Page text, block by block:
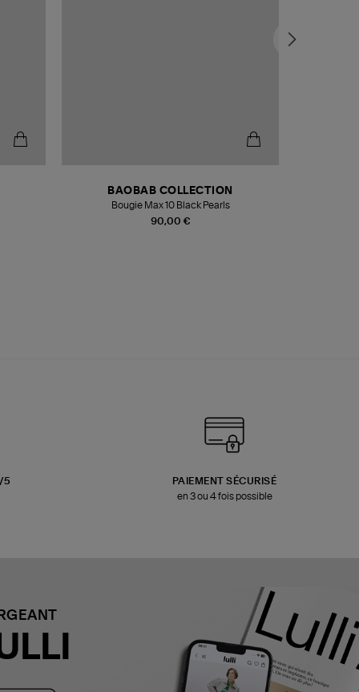
90,00 €
BAOBAB COLLECTION
Bougie Max 10 Black Pearls
5
PAIEMENT SÉCURISÉ
en 3 ou 4 fois possible